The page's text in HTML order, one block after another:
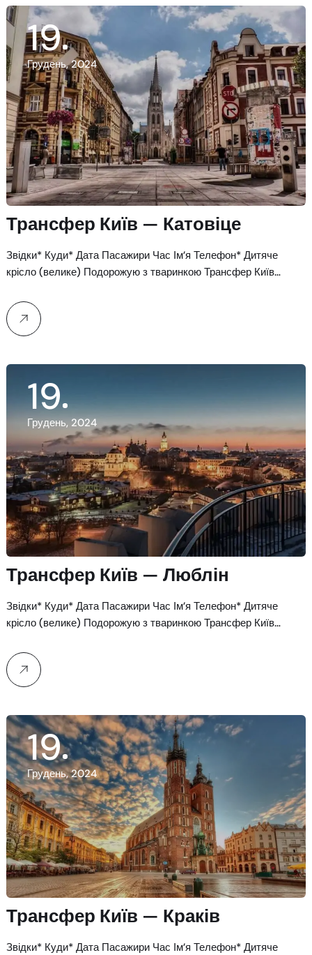
19
Грудень, 2024
Трансфер Київ — Катовіце
Звідки* Куди* Дата Пасажири Час Ім’я Телефон* Дитяче
крісло (велике) Подорожую з тваринкою Трансфер Київ…
19
Грудень, 2024
Трансфер Київ — Люблін
Звідки* Куди* Дата Пасажири Час Ім’я Телефон* Дитяче
крісло (велике) Подорожую з тваринкою Трансфер Київ…
19
Грудень, 2024
Трансфер Київ — Краків
Звідки* Куди* Дата Пасажири Час Ім’я Телефон* Дитяче